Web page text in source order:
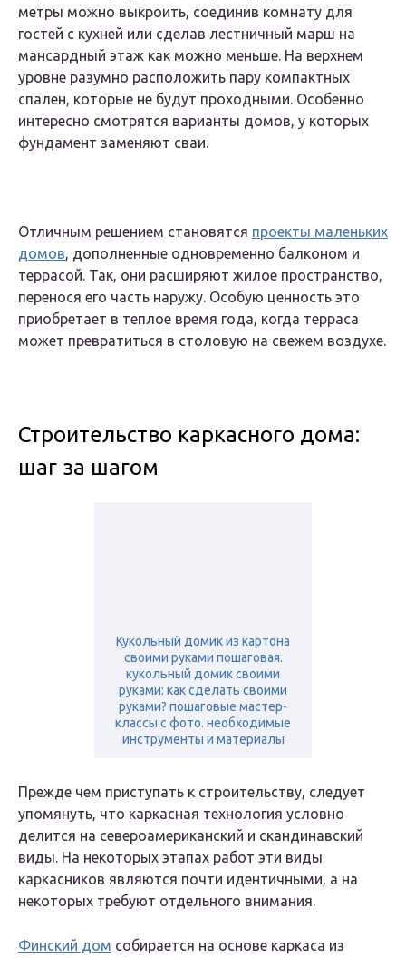
метры можно выкроить, соединив комнату для
гостей с кухней или сделав лестничный марш на
мансардный этаж как можно меньше. На верхнем
уровне разумно расположить пару компактных
спален, которые не будут проходными. Особенно
интересно смотрятся варианты домов, у которых
фундамент заменяют сваи.
Отличным решением становятся проекты маленьких
домов, дополненные одновременно балконом и
террасой. Так, они расширяют жилое пространство,
перенося его часть наружу. Особую ценность это
приобретает в теплое время года, когда терраса
может превратиться в столовую на свежем воздухе.
Строительство каркасного дома:
шаг за шагом
Кукольный домик из картона
своими руками пошаговая.
кукольный домик своими
руками: как сделать своими
руками? пошаговые мастер-
классы с фото. необходимые
инструменты и материалы
Прежде чем приступать к строительству, следует
упомянуть, что каркасная технология условно
делится на североамериканский и скандинавский
виды. На некоторых этапах работ эти виды
каркасников являются почти идентичными, а на
некоторых требуют отдельного внимания.
Финский дом собирается на основе каркаса из